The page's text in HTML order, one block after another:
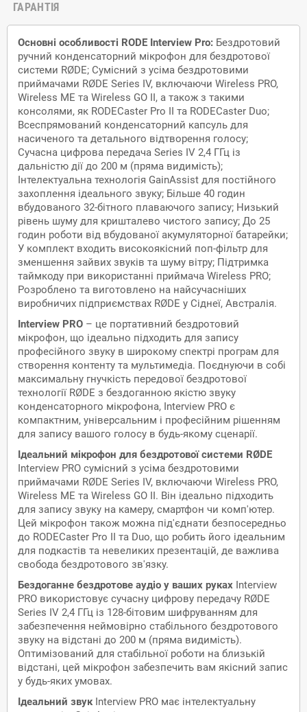
ГАРАНТІЯ
Основні особливості RODE Interview Pro: Бездротовий
ручний конденсаторний мікрофон для бездротової
системи RØDE; Сумісний з усіма бездротовими
приймачами RØDE Series IV, включаючи Wireless PRO,
Wireless ME та Wireless GO II, а також з такими
консолями, як RODECaster Pro II та RODECaster Duo;
Всеспрямований конденсаторний капсуль для
насиченого та детального відтворення голосу;
Сучасна цифрова передача Series IV 2,4 ГГц із
дальністю дії до 200 м (пряма видимість);
Інтелектуальна технологія GainAssist для постійного
захоплення ідеального звуку; Більше 40 годин
вбудованого 32-бітного плаваючого запису; Низький
рівень шуму для кришталево чистого запису; До 25
годин роботи від вбудованої акумуляторної батарейки;
У комплект входить високоякісний поп-фільтр для
зменшення зайвих звуків та шуму вітру; Підтримка
таймкоду при використанні приймача Wireless PRO;
Розроблено та виготовлено на найсучасніших
виробничих підприємствах RØDE у Сіднеї, Австралія.
Interview PRO – це портативний бездротовий
мікрофон, що ідеально підходить для запису
професійного звуку в широкому спектрі програм для
створення контенту та мультимедіа. Поєднуючи в собі
максимальну гнучкість передової бездротової
технології RØDE з бездоганною якістю звуку
конденсаторного мікрофона, Interview PRO є
компактним, універсальним і професійним рішенням
для запису вашого голосу в будь-якому сценарії.
Ідеальний мікрофон для бездротової системи RØDE
Interview PRO сумісний з усіма бездротовими
приймачами RØDE Series IV, включаючи Wireless PRO,
Wireless ME та Wireless GO II. Він ідеально підходить
для запису звуку на камеру, смартфон чи комп'ютер.
Цей мікрофон також можна під'єднати безпосередньо
до RODECaster Pro II та Duo, що робить його ідеальним
для подкастів та невеликих презентацій, де важлива
свобода бездротового зв'язку.
Бездоганне бездротове аудіо у ваших руках Interview
PRO використовує сучасну цифрову передачу RØDE
Series IV 2,4 ГГц із 128-бітовим шифруванням для
забезпечення неймовірно стабільного бездротового
звуку на відстані до 200 м (пряма видимість).
Оптимізований для стабільної роботи на близькій
відстані, цей мікрофон забезпечить вам якісний запис
у будь-яких умовах.
Ідеальний звукInterview PRO має інтелектуальну